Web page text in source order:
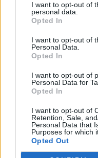
I want to opt-out of
personal data.
Opted In
I want to opt-out of
Personal Data.
Opted In
I want to opt-out of
Personal Data for
Opted In
I want to opt-out of
Retention, Sale,
Personal Data that
Purposes for which
Opted Out
Σοκάρουν οι
υπόθεση βιασμού